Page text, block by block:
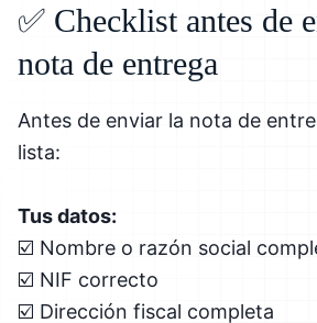
✅ Checklist antes de
nota de entrega
Antes de enviar la nota de
lista:
Tus datos:
☑️ Nombre o razón social
☑️ NIF correcto
☑️ Dirección fiscal completa